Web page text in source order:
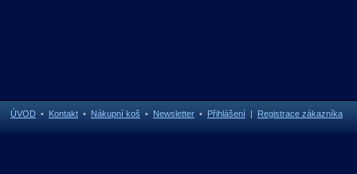
ÚVOD • Kontakt • Nákupní koš • Newsletter • Přihlášení | Registrace zákazníka